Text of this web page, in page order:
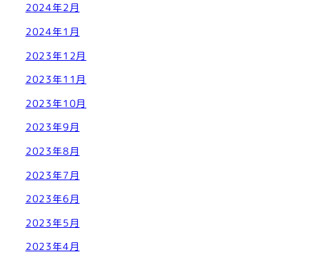
2024年2月
2024年1月
2023年12月
2023年11月
2023年10月
2023年9月
2023年8月
2023年7月
2023年6月
2023年5月
2023年4月